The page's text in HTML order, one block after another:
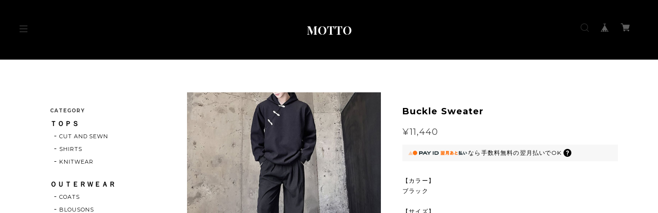
MOTTO
Buckle Sweater
¥11,440
なら 手数料無料の翌月払いでOK
【カラー】
ブラック
CATEGORY
ＴＯＰＳ
CUT AND SEWN
SHIRTS
KNITWEAR
ＯＵＴＥＲＷＥＡＲ
COATS
BLOUSONS